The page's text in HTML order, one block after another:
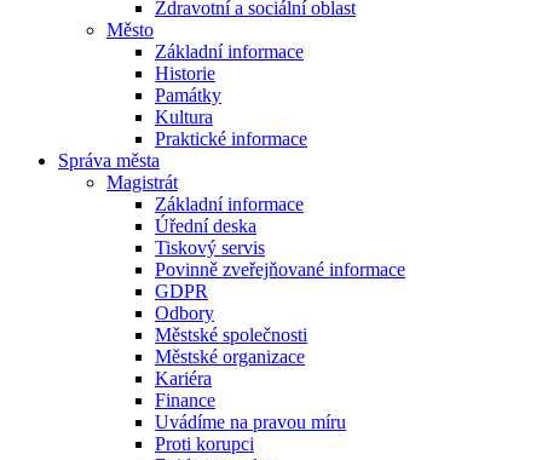
Zdravotní a sociální oblast
Město
Základní informace
Historie
Památky
Kultura
Praktické informace
Správa města
Magistrát
Základní informace
Úřední deska
Tiskový servis
Povinně zveřejňované informace
GDPR
Odbory
Městské společnosti
Městské organizace
Kariéra
Finance
Uvádíme na pravou míru
Proti korupci